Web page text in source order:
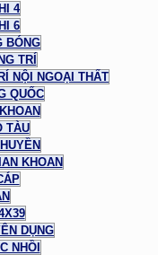
4
6
BÓNG
TRÍ
NỘI NGOẠI THẤT
QUỐC
TÀU
KHOAN
DỤNG
NHỒI